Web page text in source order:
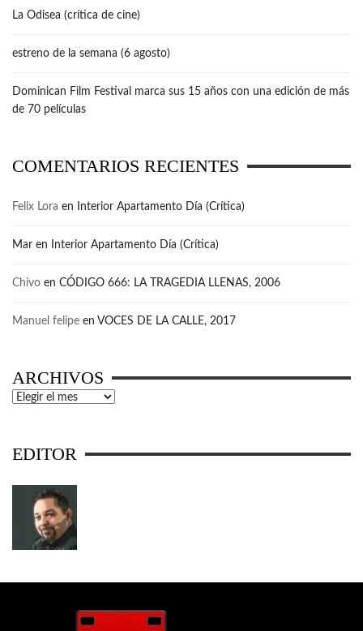
La Odisea (crítica de cine)
estreno de la semana (6 agosto)
Dominican Film Festival marca sus 15 años con una edición de más
de 70 películas
COMENTARIOS RECIENTES
Felix Lora en Interior Apartamento Día (Crítica)
Mar en Interior Apartamento Día (Crítica)
Chivo en CÓDIGO 666: LA TRAGEDIA LLENAS, 2006
Manuel felipe en VOCES DE LA CALLE, 2017
ARCHIVOS
Archivos
EDITOR